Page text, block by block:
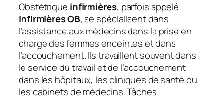
Obstétrique infirmières, parfois appelé
Infirmières OB, se spécialisent dans
l’assistance aux médecins dans la prise en
charge des femmes enceintes et dans
l’accouchement. Ils travaillent souvent dans
le service du travail et de l’accouchement
dans les hôpitaux, les cliniques de santé ou
les cabinets de médecins. Tâches